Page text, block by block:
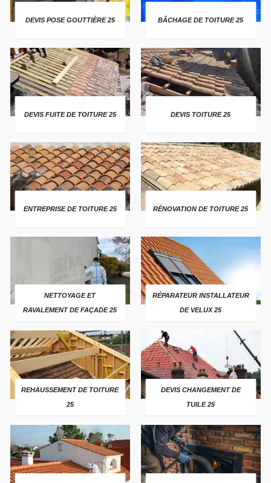
DEVIS POSE GOUTTIÈRE 25 BÂCHAGE DE TOITURE 25
DEVIS FUITE DE TOITURE 25 DEVIS TOITURE 25
ENTREPRISE DE TOITURE 25 RÉNOVATION DE TOITURE 25
NETTOYAGE ET
RAVALEMENT DE FAÇADE 25
RÉPARATEUR INSTALLATEUR
DE VELUX 25
REHAUSSEMENT DE TOITURE
25
DEVIS CHANGEMENT DE
TUILE 25